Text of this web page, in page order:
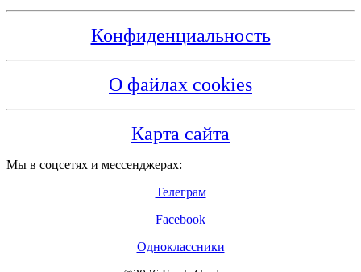
Конфиденциальность
О файлах cookies
Карта сайта
Мы в соцсетях и мессенджерах:
Телеграм
Facebook
Одноклассники